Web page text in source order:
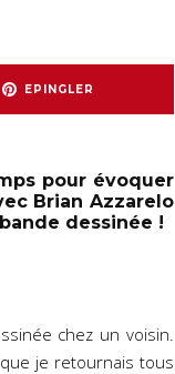
EPINGLER
pour évoquer
Brian Azzarelo
dessinée !
chez un voisin.
je retournais tous